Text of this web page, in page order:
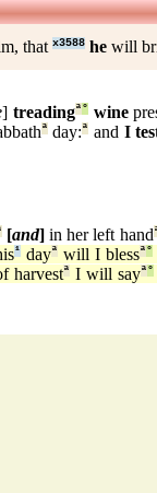
that x3588 he will
] treadingª° wine
ªday:ª and I
[and] in her left hand
¹ dayª will I blessª°
harvestª I will sayª°